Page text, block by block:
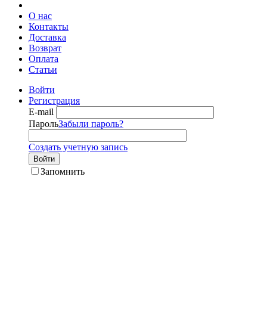
О нас
Контакты
Доставка
Возврат
Оплата
Статьи
Войти
Регистрация
E-mail
ПарольЗабыли пароль?
Создать учетную запись
Войти
Запомнить